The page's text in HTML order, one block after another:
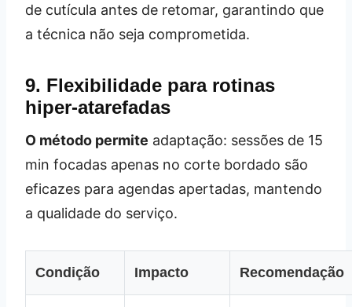
de cutícula antes de retomar, garantindo que
a técnica não seja comprometida.
9. Flexibilidade para rotinas
hiper‑atarefadas
O método permite adaptação: sessões de 15
min focadas apenas no corte bordado são
eficazes para agendas apertadas, mantendo
a qualidade do serviço.
Condição Impacto Recomendação